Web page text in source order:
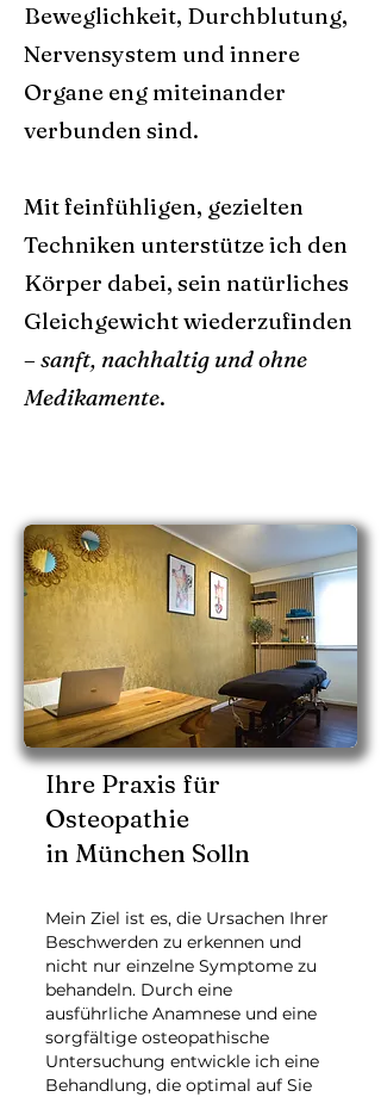
Beweglichkeit, Durchblutung,
Nervensystem und innere
Organe eng miteinander
verbunden sind.
Mit feinfühligen, gezielten
Techniken unterstütze ich den
Körper dabei, sein natürliches
Gleichgewicht wiederzufinden
– sanft, nachhaltig und ohne
Medikamente.
Osteopathie im
Herzen von München
Solln
Ihre Praxis für
Osteopathie
in München Solln
Mein Ziel ist es, die Ursachen Ihrer
Beschwerden zu erkennen und
nicht nur einzelne Symptome zu
behandeln. Durch eine
ausführliche Anamnese und eine
sorgfältige osteopathische
Untersuchung entwickle ich eine
Behandlung, die optimal auf Sie